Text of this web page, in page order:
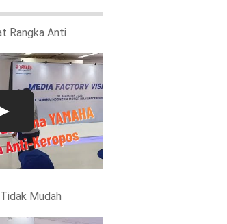
Rangka Anti
Mudah